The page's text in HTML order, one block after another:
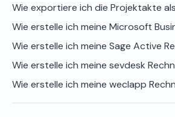
Wie exportiere ich die Projektakte
Wie erstelle ich meine Microsoft
Wie erstelle ich meine Sage Active
Wie erstelle ich meine sevdesk
Wie erstelle ich meine weclapp